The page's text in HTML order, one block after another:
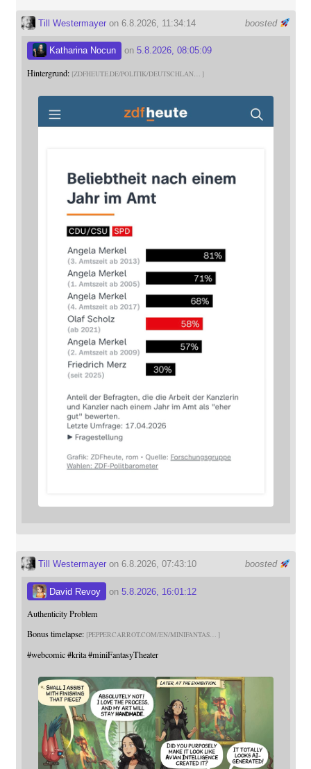
boosted
Till Westermayeron 6.8.2026, 11:34:14
Katharina Nocun on 5.8.2026, 08:05:09
Hintergrund: ZDFHEUTE.DE/POLITIK/DEUTSCHLAN
boosted
Till Westermayeron 6.8.2026, 07:43:10
David Revoy on 5.8.2026, 16:01:12
Authenticity Problem
Bonus timelapse: PEPPERCARROT.COM/EN/MINIFANTAS
#webcomic #krita #miniFantasyTheater